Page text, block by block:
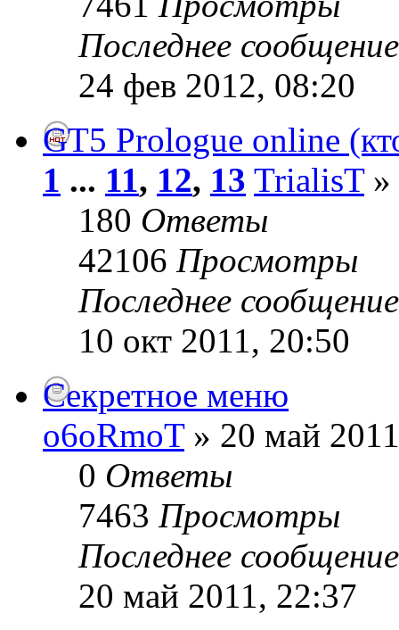
Последнее
24 фев 2012, 08:20
GT5 Prologue online
1 ... 11, 12, 13 TrialisT»
180 Ответы
42106 Просмотры
Последнее
10 окт 2011, 20:50
Секретное меню
o6oRmoT» 20 май
0 Ответы
7463 Просмотры
Последнее
20 май 2011, 22:37